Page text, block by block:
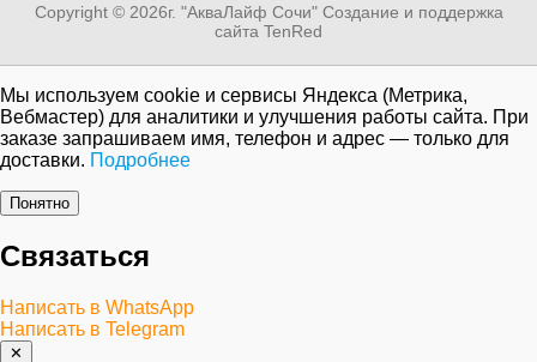
Copyright © 2026г. "АкваЛайф Сочи" Создание и поддержка
сайта TenRed
Мы используем cookie и сервисы Яндекса (Метрика,
Вебмастер) для аналитики и улучшения работы сайта. При
заказе запрашиваем имя, телефон и адрес — только для
доставки. Подробнее
Понятно
Связаться
Написать в WhatsApp
Написать в Telegram
✕